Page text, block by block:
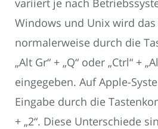
Windows und Unix wird das
normalerweise durch die
„Alt Gr“ + „Q“ oder „Ctrl“ +
eingegeben. Auf Apple-
Eingabe durch die
+ „2“. Diese Unterschiede